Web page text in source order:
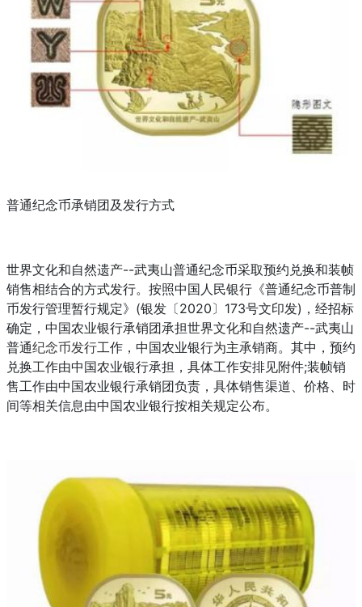
普通纪念币承销团及发行方式
世界文化和自然遗产--武夷山普通纪念币采取预约兑换和装帧
销售相结合的方式发行。按照中国人民银行《普通纪念币普制
币发行管理暂行规定》(银发〔2020〕173号文印发)，经招标
确定，中国农业银行承销团承担世界文化和自然遗产--武夷山
普通纪念币发行工作，中国农业银行为主承销商。其中，预约
兑换工作由中国农业银行承担，具体工作安排见附件;装帧销
售工作由中国农业银行承销团负责，具体销售渠道、价格、时
间等相关信息由中国农业银行按相关规定公布。